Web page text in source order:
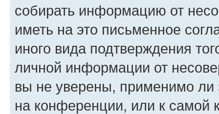
собирать информацию от
иметь на это письменное
иного вида подтверждения
личной информации от
вы не уверены, применимо ли
на конференции, или к самой